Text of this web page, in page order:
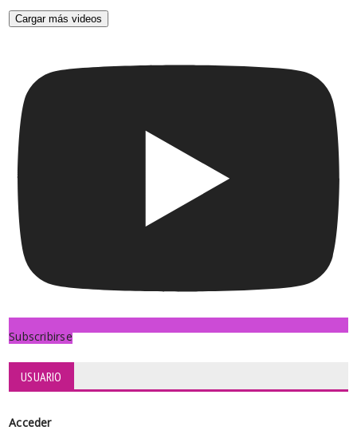
Cargar más videos
Subscribirse
USUARIO
Acceder